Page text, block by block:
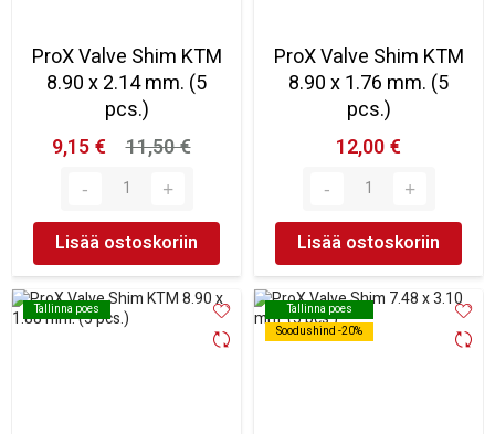
ProX Valve Shim KTM
8.90 x 2.14 mm. (5
pcs.)
9,15 €
11,50 €
Lisää ostoskoriin
ProX Valve Shim KTM
8.90 x 1.76 mm. (5
pcs.)
12,00 €
Lisää ostoskoriin
Tallinna poes
Tallinna poes
Tallinna poes
Soodushind -20%
Tallinna poes
Soodushind -20%